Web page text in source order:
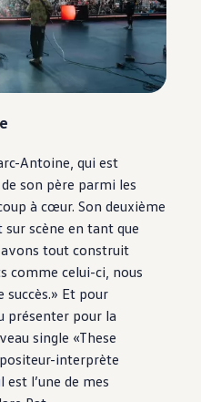
Antoine, qui est
son père parmi les
à cœur. Son deuxième
scène en tant que
avons tout construit
comme celui-ci, nous
Et pour
présenter pour la
single «These
interprète
l’une de mes